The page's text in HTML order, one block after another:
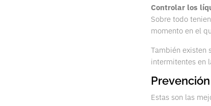
Controlar los
Sobre todo
momento en el
También existen
intermitentes en
Prevención
Estas son las